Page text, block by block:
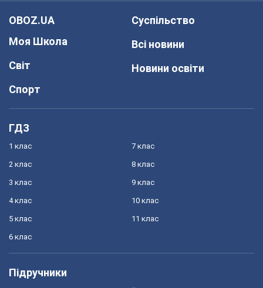
OBOZ.UA
Моя Школа
Світ
Спорт
Суспільство
Всі новини
Новини освіти
ГДЗ
1 клас
2 клас
3 клас
4 клас
5 клас
6 клас
7 клас
8 клас
9 клас
10 клас
11 клас
Підручники